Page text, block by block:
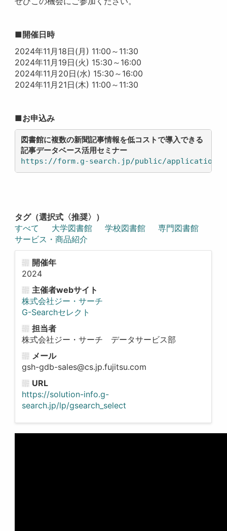
■開催日時
2024年11月18日(月) 11:00～11:30
2024年11月19日(火) 15:30～16:00
2024年11月20日(水) 15:30～16:00
2024年11月21日(木) 11:00～11:30
■お申込み
図書館に複数の新聞記事情報を低コストで導入できる
記事データベース活用セミナー
https://form.g-search.jp/public/application/
タグ（選択式〈推奨〉）
すべて
大学図書館 学校図書館
専門図書館
サービス・商品紹介
開催年
2024
主催者webサイト
株式会社ジー・サーチ
G-Searchセレクト
担当者
株式会社ジー・サーチ データサービス部
メール
gsh-gdb-sales@cs.jp.fujitsu.com
URL
https://solution-info.g-
search.jp/lp/gsearch_select